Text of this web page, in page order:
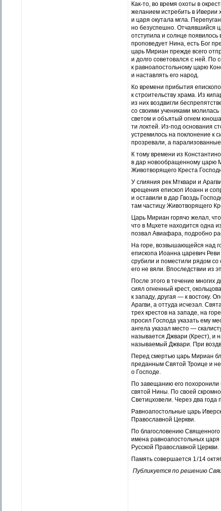
Как-то, во время охоты в
желанием истребить в Иверии
и царя окутала мгла.
но безуспешно. Отчаявшийся
отступила и солнце появилось
проповедует Нина, есть Бог
царь Мириан прежде всего
и долго советовался с ней. По
к равноапостольному царю
и наставлять его народ.
Ко времени прибытия
к строительству храма. Из
из них воздвигли
со своими учениками
светом и объятый огнем юноша
ти локтей. Из-под основания
устремилось на поклонение к
прозревали, а
К тому времени из
в дар новообращенному царю
Животворящего Креста
У слияния рек Мтквари и
крещения епископ Иоанн и
и оставили в дар Гвоздь
там частицу Животворящего
Царь Мириан горячо желал,
что в Мцхете находится одна
позвал Авиафара, подробно
На горе, возвышающейся над
епископа Иоанна царевич Реви
срубили и поместили рядом
его не вяли. Впоследствии из
После этого в течение многих
сиял огненный крест,
к западу, другая — к востоку.
Арагви, а оттуда исчезал.
трех крестов на западе, на
просил Господа указать ему
ангела указал место —
называется Джвари (Крест), и
называемый Джвари. При
Перед смертью царь Мириан
преданным Святой Троице и
о Господе.
По завещанию его похоронили
святой Нины. По своей
Светицховели. Через два
Равноапостольные царь
Православной Церкви.
По благословению
имена равноапостольных
Русской Православной Церкви.
Память совершается 1 / 14
Публикуется по решению